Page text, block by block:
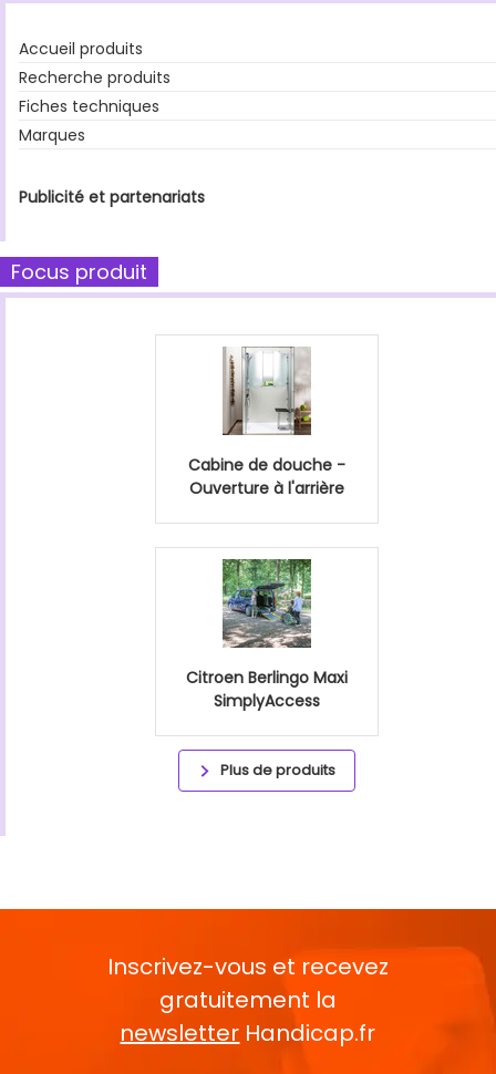
Accueil produits
Recherche produits
Fiches techniques
Marques
Publicité et partenariats
Focus produit
Cabine de douche -
Ouverture à l'arrière
Citroen Berlingo Maxi
SimplyAccess
Plus de produits
Inscrivez-vous et recevez
gratuitement la
newsletter Handicap.fr